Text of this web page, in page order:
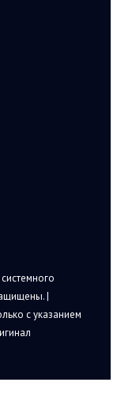
|
с указанием